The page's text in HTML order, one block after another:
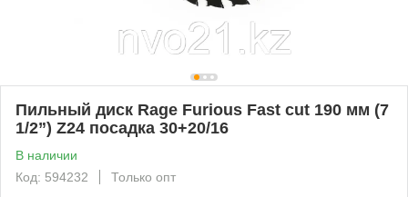
Пильный диск Rage Furious Fast cut 190 мм (7
1/2”) Z24 посадка 30+20/16
В наличии
Код: 594232
Только опт